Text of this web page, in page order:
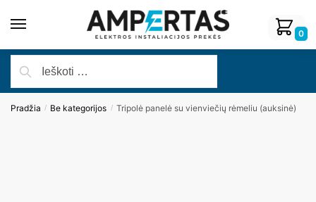
0
Pradžia / Be kategorijos / Tripolė panelė su vienviečių rėmeliu (auksinė)